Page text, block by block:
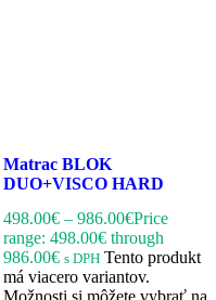
Matrac BLOK
DUO+VISCO HARD
498.00€ – 986.00€Price
range: 498.00€ through
986.00€ s DPH Tento produkt
má viacero variantov.
Možnosti si môžete vybrať na